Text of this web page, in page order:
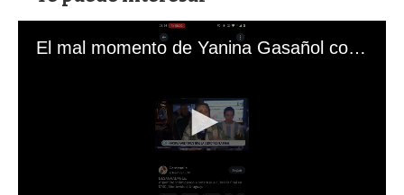
El mal momento de Yanina Gasañol con un hincha argentino en "Subrayado"